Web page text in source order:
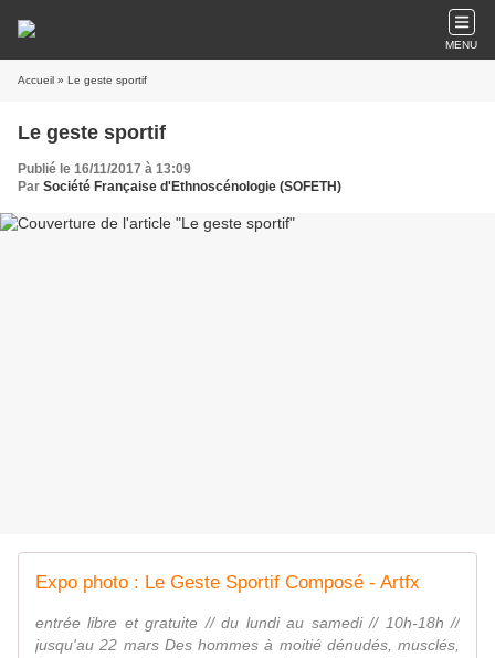
MENU
Accueil » Le geste sportif
Le geste sportif
Publié le 16/11/2017 à 13:09
Par Société Française d'Ethnoscénologie (SOFETH)
Expo photo : Le Geste Sportif Composé - Artfx
entrée libre et gratuite // du lundi au samedi // 10h-18h //
jusqu'au 22 mars Des hommes à moitié dénudés, musclés,